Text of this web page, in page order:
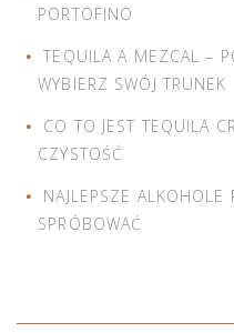
PORTOFINO
TEQUILA A MEZCAL –
WYBIERZ SWÓJ TRUNEK
CO TO JEST TEQUILA
CZYSTOŚĆ
NAJLEPSZE
SPRÓBOWAĆ